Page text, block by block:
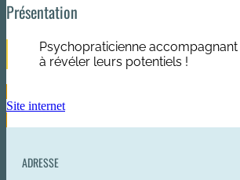
Présentation
Psychopraticienne
à révéler leurs potentiels !
Site internet
ADRESSE